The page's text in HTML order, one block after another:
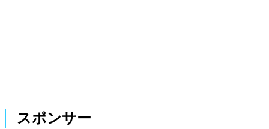
スポンサー